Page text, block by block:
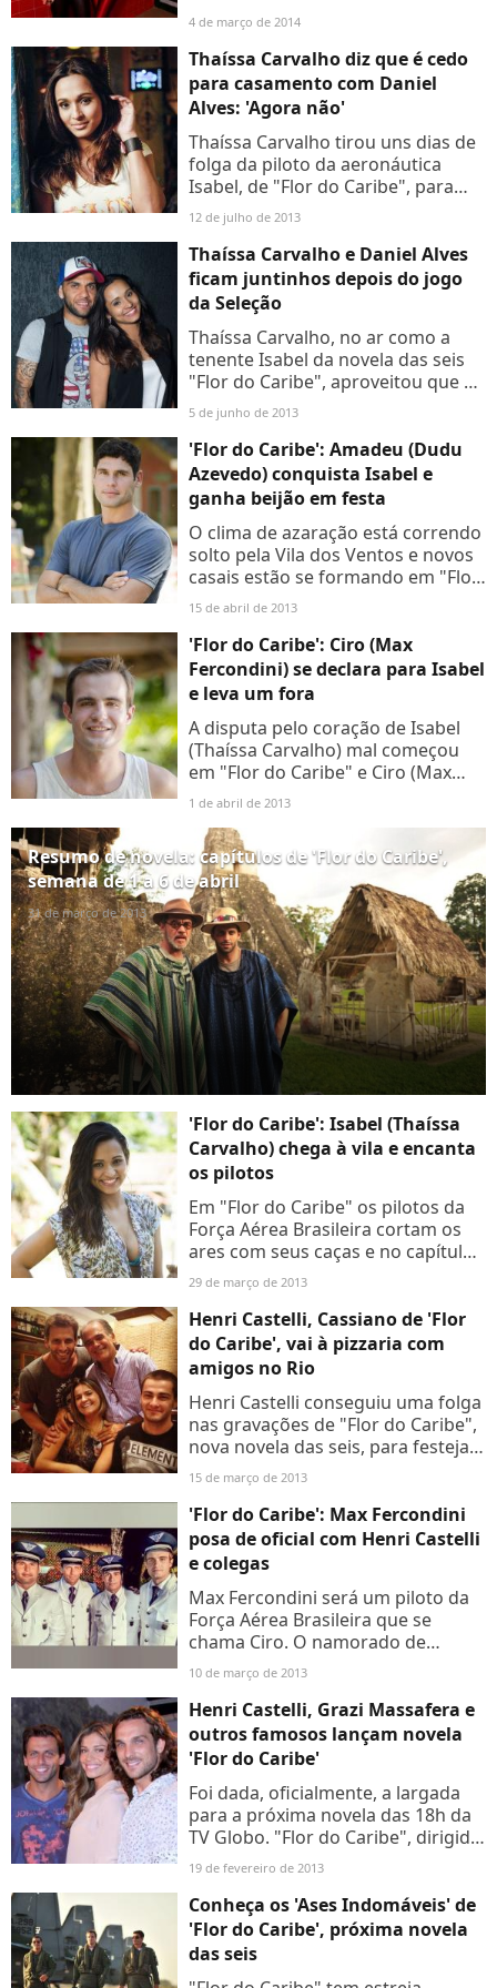
Almeida... O que elas têm em
comum? Uma disco pants pra
chamar de sua. As estrelas que
brilharam...
4 de março de 2014
Thaíssa Carvalho diz que é cedo
para casamento com Daniel
Alves: 'Agora não'
Thaíssa Carvalho tirou uns dias de
folga da piloto da aeronáutica
Isabel, de "Flor do Caribe", para
aproveitar o namorado, o jogador
Daniel Alves, que está de férias
desde que comemorou...
12 de julho de 2013
Thaíssa Carvalho e Daniel Alves
ficam juntinhos depois do jogo
da Seleção
Thaíssa Carvalho, no ar como a
tenente Isabel da novela das seis
"Flor do Caribe", aproveitou que o
namorado, o jogador de futebol
Daniel Alves, estava no país para o
jogo da seleção...
5 de junho de 2013
'Flor do Caribe': Amadeu (Dudu
Azevedo) conquista Isabel e
ganha beijão em festa
O clima de azaração está correndo
solto pela Vila dos Ventos e novos
casais estão se formando em "Flor
do Caribe". Nos próximos
de Isabel (Thaíssa...
15 de abril de 2013
'Flor do Caribe': Ciro (Max
Fercondini) se declara para Isabel
e leva um fora
A disputa pelo coração de Isabel
(Thaíssa Carvalho) mal começou
em "Flor do Caribe" e Ciro (Max
Fercondini) já vai sair na frente.
das seis da Globo,...
1 de abril de 2013
Resumo de novela: capítulos de 'Flor do Caribe',
semana de 1 a 6 de abril
31 de março de 2013
'Flor do Caribe': Isabel (Thaíssa
Carvalho) chega à vila e encanta
os pilotos
Em "Flor do Caribe" os pilotos da
Força Aérea Brasileira cortam os
ares com seus caças e no capítulo
desta terça-feira, Isabel (Thaíssa
Carvalho) chega à Vila dos Ventos
para encantar...
29 de março de 2013
Henri Castelli, Cassiano de 'Flor
do Caribe', vai à pizzaria com
amigos no Rio
Henri Castelli conseguiu uma folga
nas gravações de "Flor do Caribe",
nova novela das seis, para festejar
o aniversário do pai das amigas
Paula Souto e Cláudia Mendes, na
Pizzaria...
15 de março de 2013
'Flor do Caribe': Max Fercondini
posa de oficial com Henri Castelli
e colegas
Max Fercondini será um piloto da
Força Aérea Brasileira que se
chama Ciro. O namorado de
Amanda Richter está tão animado,
que vive publicando fotos das
gravações da trama em sua
conta...
10 de março de 2013
Henri Castelli, Grazi Massafera e
outros famosos lançam novela
'Flor do Caribe'
Foi dada, oficialmente, a largada
para a próxima novela das 18h da
TV Globo. "Flor do Caribe", dirigida
por Jayme Monjardim e escrita por
março no...
19 de fevereiro de 2013
Conheça os 'Ases Indomáveis' de
'Flor do Caribe', próxima novela
das seis